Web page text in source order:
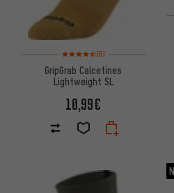
Valoración media: 4,5 de 5
(5)
GripGrab Calcetines
Lightweight SL
10,99€